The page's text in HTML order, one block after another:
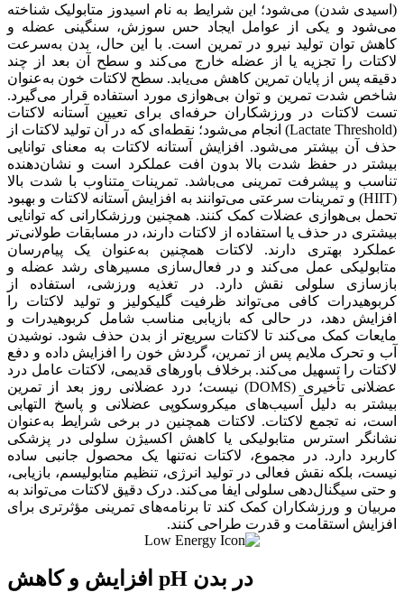
(اسیدی شدن) می‌شود؛ این شرایط به نام اسیدوز متابولیک شناخته
می‌شود و یکی از عوامل ایجاد حس سوزش، سنگینی عضله و
کاهش توان تولید نیرو در تمرین است. با این حال، بدن به‌سرعت
لاکتات را تجزیه یا از عضله خارج می‌کند و سطح آن بعد از چند
دقیقه پس از پایان تمرین کاهش می‌یابد. سطح لاکتات خون به‌عنوان
شاخص شدت تمرین و توان بی‌هوازی مورد استفاده قرار می‌گیرد.
تست لاکتات در ورزشکاران حرفه‌ای برای تعیین آستانه لاکتات
(Lactate Threshold) انجام می‌شود؛ نقطه‌ای که در آن تولید لاکتات از
حذف آن بیشتر می‌شود. افزایش آستانه لاکتات به معنای توانایی
بیشتر در حفظ شدت بالا بدون افت عملکرد است و نشان‌دهنده
تناسب و پیشرفت تمرینی می‌باشد. تمرینات متناوب با شدت بالا
(HIIT) و تمرینات سرعتی می‌توانند به افزایش آستانه لاکتات و بهبود
تحمل بی‌هوازی عضلات کمک کنند. همچنین ورزشکارانی که توانایی
بیشتری در حذف یا استفاده از لاکتات دارند، در مسابقات طولانی‌تر
عملکرد بهتری دارند. لاکتات همچنین به‌عنوان یک پیام‌رسان
متابولیکی عمل می‌کند و در فعال‌سازی مسیرهای رشد عضله و
بازسازی سلولی نقش دارد. در تغذیه ورزشی، استفاده از
کربوهیدرات کافی می‌تواند ظرفیت گلیکولیز و تولید لاکتات را
افزایش دهد، در حالی که بازیابی مناسب شامل کربوهیدرات و
مایعات کمک می‌کند تا لاکتات سریع‌تر از بدن حذف شود. نوشیدن
آب و تحرک ملایم پس از تمرین، گردش خون را افزایش داده و دفع
لاکتات را تسهیل می‌کند. برخلاف باورهای قدیمی، لاکتات عامل درد
عضلانی تأخیری (DOMS) نیست؛ درد عضلانی روز بعد از تمرین
بیشتر به دلیل آسیب‌های میکروسکوپی عضلانی و پاسخ التهابی
است، نه تجمع لاکتات. لاکتات همچنین در برخی شرایط به‌عنوان
نشانگر استرس متابولیکی یا کاهش اکسیژن سلولی در پزشکی
کاربرد دارد. در مجموع، لاکتات نه‌تنها یک محصول جانبی ساده
نیست، بلکه نقش فعالی در تولید انرژی، تنظیم متابولیسم، بازیابی،
و حتی سیگنال‌دهی سلولی ایفا می‌کند. درک دقیق لاکتات می‌تواند به
مربیان و ورزشکاران کمک کند تا برنامه‌های تمرینی مؤثرتری برای
افزایش استقامت و قدرت طراحی کنند.
افزایش و کاهش pH در بدن